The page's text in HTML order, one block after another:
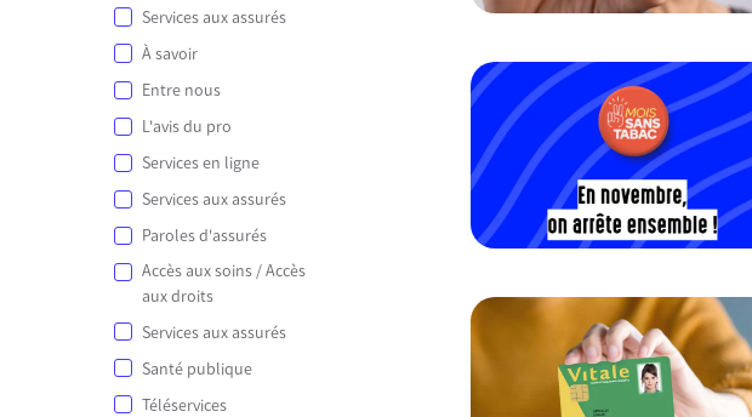
Services aux assurés
À savoir
Entre nous
L'avis du pro
Services en ligne
Services aux assurés
Paroles d'assurés
Accès aux soins / Accès
aux droits
Services aux assurés
Santé publique
Téléservices